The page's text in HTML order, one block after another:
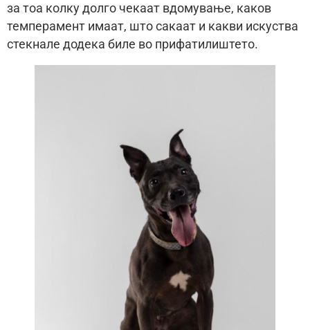
за тоа колку долго чекаат вдомување, каков
темперамент имаат, што сакаат и какви искуства
стекнале додека биле во прифатилиштето.